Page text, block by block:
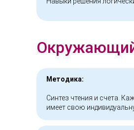
Методика:
Синтез чтения и счета.
имеет свою